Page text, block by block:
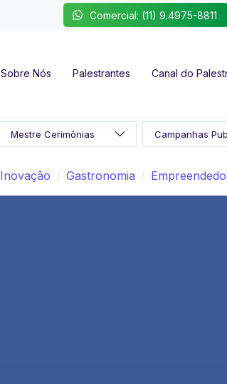
Comercial: (11) 9.4975-8811
Sobre Nós Palestrantes Canal do
Inovação Gastronomia